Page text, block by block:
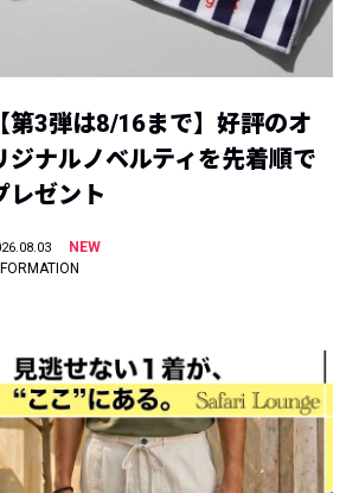
【第3弾は8/16まで】好評のオ
ジナルノベルティを先着順で
レゼント
NEW